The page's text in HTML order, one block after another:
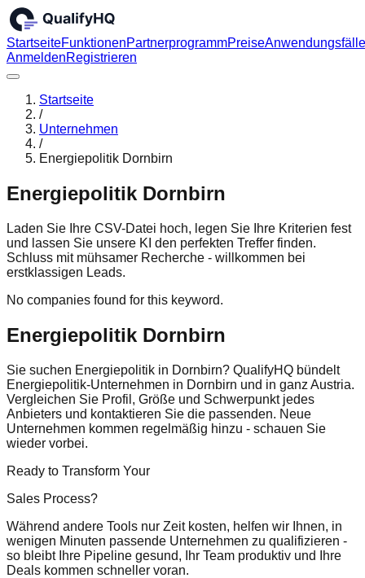
StartseiteFunktionenPartnerprogrammPreiseAnwendungsfälle
AnmeldenRegistrieren
Startseite
/
Unternehmen
/
Energiepolitik Dornbirn
Energiepolitik Dornbirn
Laden Sie Ihre CSV-Datei hoch, legen Sie Ihre Kriterien fest
und lassen Sie unsere KI den perfekten Treffer finden.
Schluss mit mühsamer Recherche - willkommen bei
erstklassigen Leads.
No companies found for this keyword.
Energiepolitik Dornbirn
Sie suchen Energiepolitik in Dornbirn? QualifyHQ bündelt
Energiepolitik-Unternehmen in Dornbirn und in ganz Austria.
Vergleichen Sie Profil, Größe und Schwerpunkt jedes
Anbieters und kontaktieren Sie die passenden. Neue
Unternehmen kommen regelmäßig hinzu - schauen Sie
wieder vorbei.
Ready to Transform Your
Sales Process?
Während andere Tools nur Zeit kosten, helfen wir Ihnen, in
wenigen Minuten passende Unternehmen zu qualifizieren -
so bleibt Ihre Pipeline gesund, Ihr Team produktiv und Ihre
Deals kommen schneller voran.